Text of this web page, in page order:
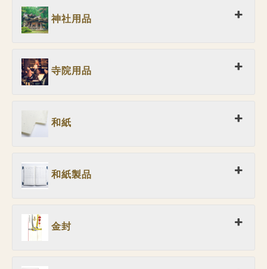
神社用品
寺院用品
和紙
和紙製品
金封